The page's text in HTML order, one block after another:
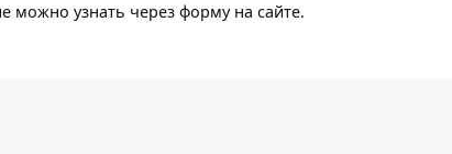
можно узнать через форму на сайте.